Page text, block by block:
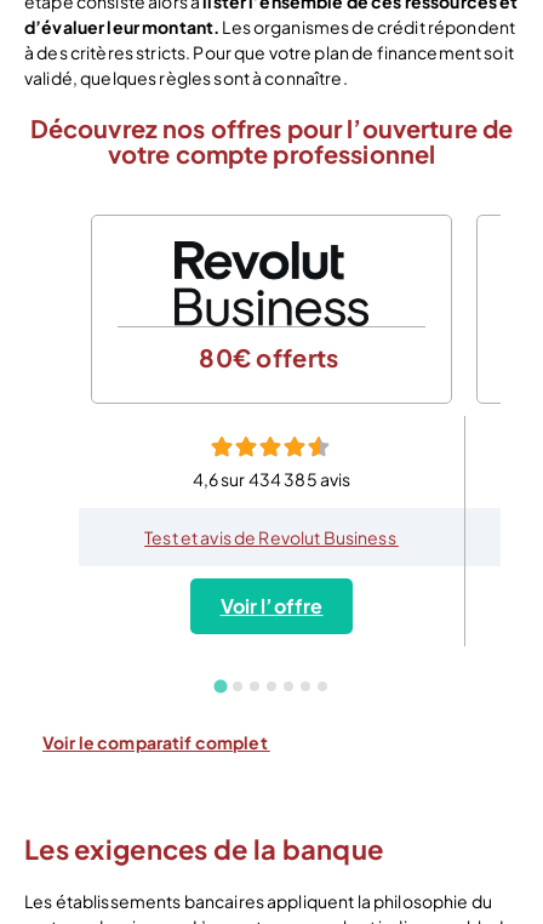
d’évaluer leur montant. Les organismes de crédit répondent
à des critères stricts. Pour que votre plan de financement soit
validé, quelques règles sont à connaître.
Découvrez nos offres pour l’ouverture de
votre compte professionnel
80€ offerts
4,6 sur 434 385 avis
Test et avis de Revolut Business
Voir l’offre
Voir le comparatif complet
Les exigences de la banque
Les établissements bancaires appliquent la philosophie du